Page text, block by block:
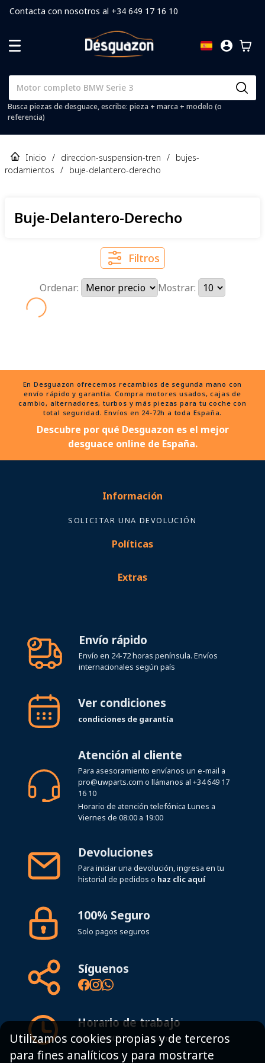
Contacta con nosotros al +34 649 17 16 10
Busca piezas de desguace, escribe: pieza + marca + modelo (o
referencia)
Inicio / direccion-suspension-tren / bujes-
rodamientos / buje-delantero-derecho
Buje-Delantero-Derecho
Filtros
Ordenar: Mostrar:
En Desguazon ofrecemos recambios de segunda mano con
envío rápido y garantía. Compra motores usados, cajas de
cambio, alternadores, turbos y más piezas para tu coche con
total seguridad. Envíos en 24-72h a toda España.
Descubre por qué Desguazon es el mejor
desguace online de España.
Información
SOLICITAR UNA DEVOLUCIÓN
Políticas
Extras
Envío rápido
Envío en 24-72 horas península. Envíos
internacionales según país
Ver condiciones
condiciones de garantía
Atención al cliente
Para asesoramiento envíanos un e-mail a
pro@uwparts.com o llámanos al +34 649 17
16 10
Horario de atención telefónica Lunes a
Viernes de 08:00 a 19:00
Devoluciones
Para iniciar una devolución, ingresa en tu
historial de pedidos o haz clic aquí
100% Seguro
Solo pagos seguros
Síguenos
Horario de trabajo
8:00 - 19:00h Lunes - Viernes
Utilizamos cookies propias y de terceros
para fines analíticos y para mostrarte